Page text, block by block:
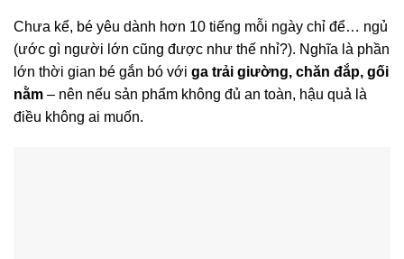
Chưa kể, bé yêu dành hơn 10 tiếng mỗi ngày chỉ để… ngủ
(ước gì người lớn cũng được như thế nhỉ?). Nghĩa là phần
lớn thời gian bé gắn bó với ga trải giường, chăn đắp, gối
nằm – nên nếu sản phẩm không đủ an toàn, hậu quả là
điều không ai muốn.